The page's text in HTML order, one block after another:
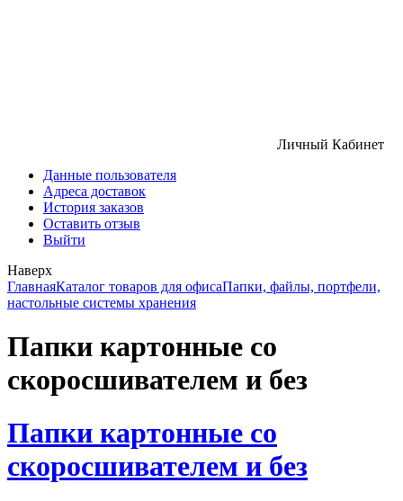
Личный Кабинет
Данные пользователя
Адреса доставок
История заказов
Оставить отзыв
Выйти
Наверх
ГлавнаяКаталог товаров для офисаПапки, файлы, портфели,
настольные системы хранения
Папки картонные со
скоросшивателем и без
Папки картонные со
скоросшивателем и без